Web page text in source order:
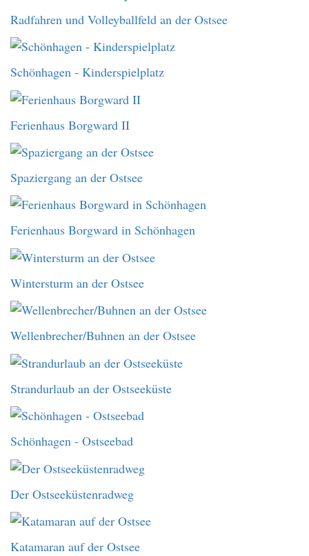
Radfahren und Volleyballfeld an der Ostsee
Schönhagen - Kinderspielplatz
Ferienhaus Borgward II
Spaziergang an der Ostsee
Ferienhaus Borgward in Schönhagen
Wintersturm an der Ostsee
Wellenbrecher/Buhnen an der Ostsee
Strandurlaub an der Ostseeküste
Schönhagen - Ostseebad
Der Ostseeküstenradweg
Katamaran auf der Ostsee